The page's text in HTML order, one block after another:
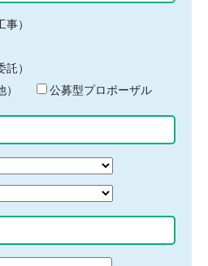
）
）
公募型プロポーザル